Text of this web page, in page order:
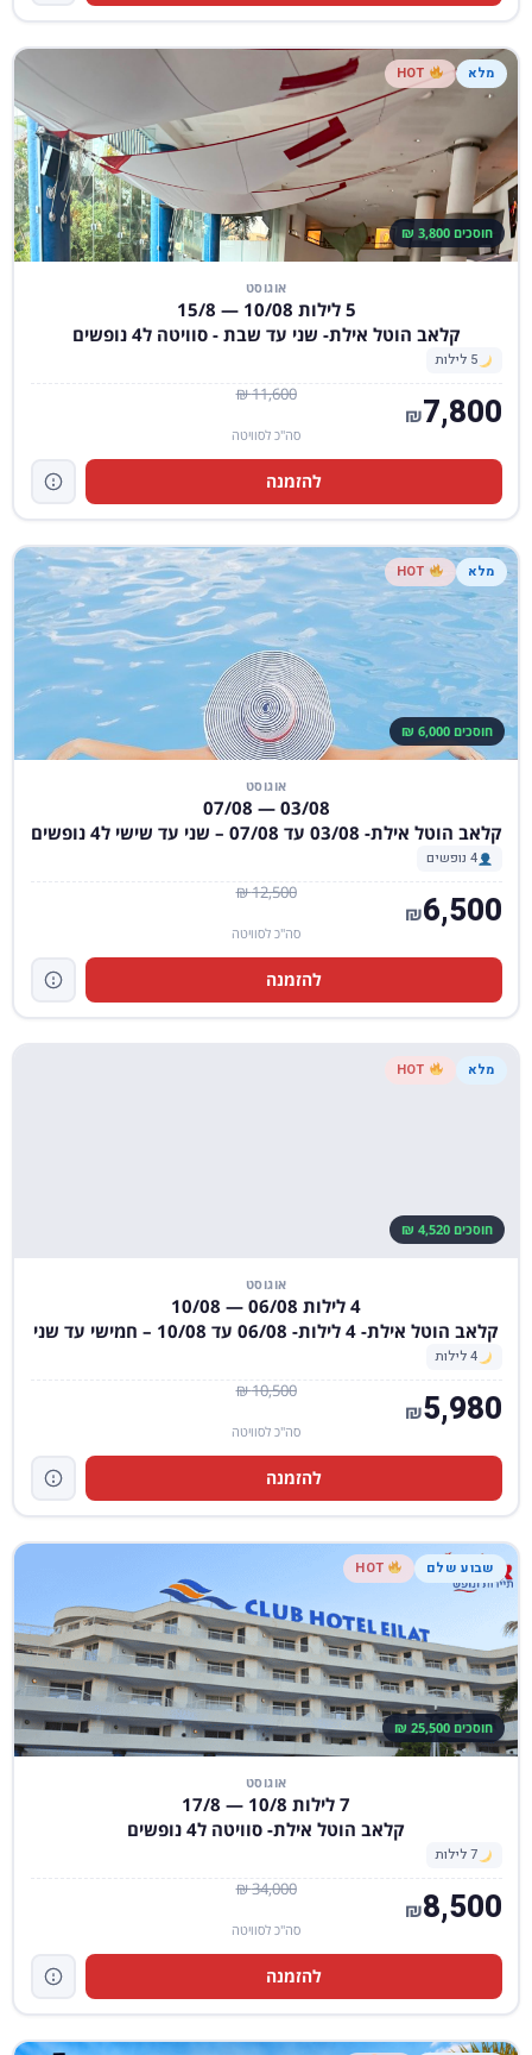
מלא
חוסכים 3,800 ₪
אוגוסט
5 לילות 10/08 — 15/8
קלאב הוטל אילת- שני עד שבת - סוויטה ל4 נופשים
5 לילות
11,600 ₪ 7,800
₪
סה"כ לסוויטה
להזמנה
מלא
חוסכים 6,000 ₪
אוגוסט
03/08 — 07/08
קלאב הוטל אילת- 03/08 עד 07/08 – שני עד שישי ל4 נופשים
4 נופשים
12,500 ₪ 6,500
₪
סה"כ לסוויטה
להזמנה
מלא
חוסכים 4,520 ₪
אוגוסט
4 לילות 06/08 — 10/08
קלאב הוטל אילת- 4 לילות- 06/08 עד 10/08 – חמישי עד שני
4 לילות
10,500 ₪ 5,980
₪
סה"כ לסוויטה
להזמנה
שבוע שלם
חוסכים 25,500 ₪
אוגוסט
7 לילות 10/8 — 17/8
קלאב הוטל אילת- סוויטה ל4 נופשים
7 לילות
34,000 ₪ 8,500
₪
סה"כ לסוויטה
להזמנה